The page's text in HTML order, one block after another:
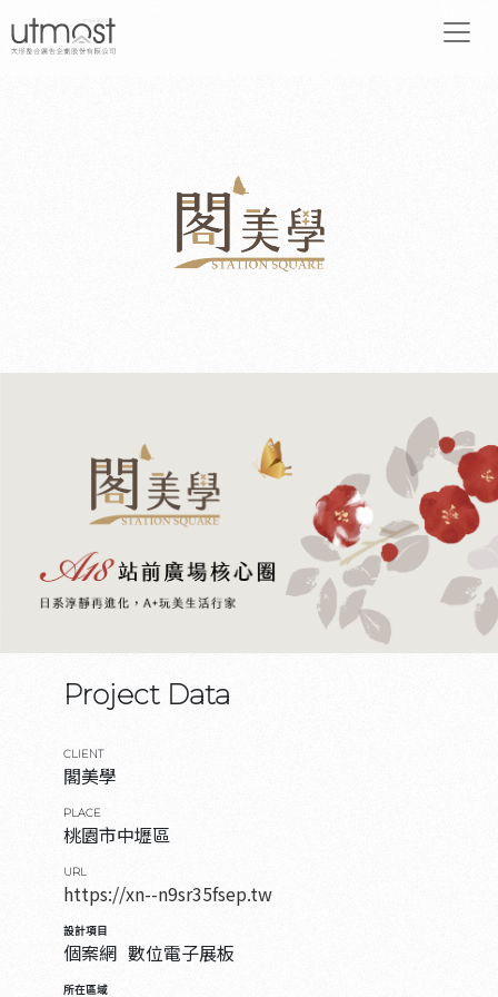
Project Data
CLIENT
閣美學
PLACE
桃園市中壢區
URL
https://xn--n9sr35fsep.tw
設計項目
個案網 數位電子展板
所在區域